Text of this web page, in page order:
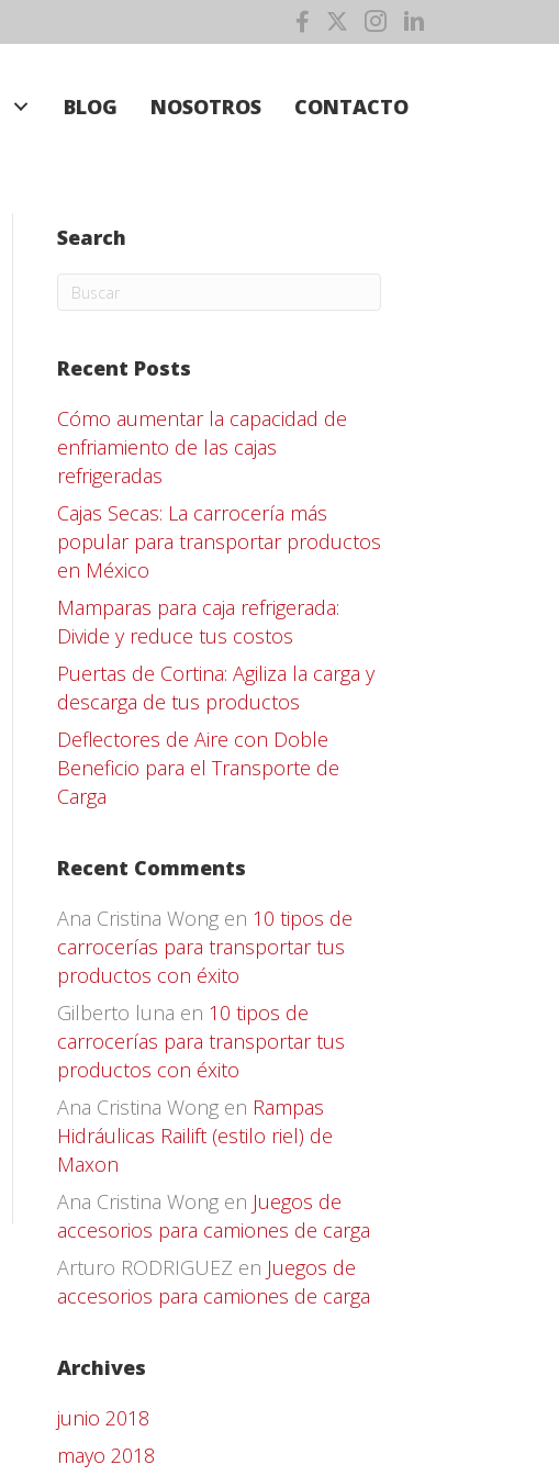
BLOG NOSOTROS CONTACTO
Search
Recent Posts
Cómo aumentar la capacidad de
enfriamiento de las cajas
refrigeradas
Cajas Secas: La carrocería más
popular para transportar productos
en México
Mamparas para caja refrigerada:
Divide y reduce tus costos
Puertas de Cortina: Agiliza la carga y
descarga de tus productos
Deflectores de Aire con Doble
Beneficio para el Transporte de
Carga
Recent Comments
Ana Cristina Wong en 10 tipos de
carrocerías para transportar tus
productos con éxito
Gilberto luna en 10 tipos de
carrocerías para transportar tus
productos con éxito
Ana Cristina Wong en Rampas
Hidráulicas Railift (estilo riel) de
Maxon
Ana Cristina Wong en Juegos de
accesorios para camiones de carga
Arturo RODRIGUEZ en Juegos de
accesorios para camiones de carga
Archives
junio 2018
mayo 2018